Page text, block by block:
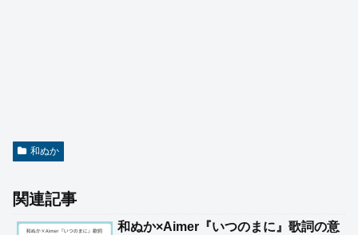
和ぬか
関連記事
和ぬか×Aimer『いつのまに』歌詞の意